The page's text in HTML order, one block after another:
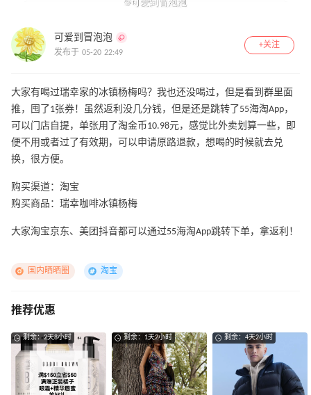
可爱到冒泡泡
发布于 05-20 22:49
+关注
大家有喝过瑞幸家的冰镇杨梅吗？我也还没喝过，但是看到群里面
推，囤了1张券！虽然返利没几分钱，但是还是跳转了55海淘App，
可以门店自提，单张用了淘金币10.98元，感觉比外卖划算一些，即
便不用或者过了有效期，可以申请原路退款，想喝的时候就去兑
换，很方便。
购买渠道：淘宝
购买商品：瑞幸咖啡冰镇杨梅
大家淘宝京东、美团抖音都可以通过55海淘App跳转下单，拿返利！
国内晒晒圈 淘宝
推荐优惠
剩余：2天8小时 剩余：1天2小时 剩余：4天2小时